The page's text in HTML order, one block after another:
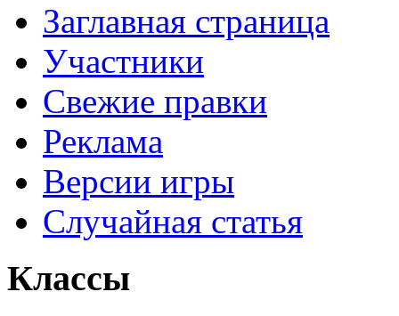
Заглавная страница
Участники
Свежие правки
Реклама
Версии игры
Случайная статья
Классы